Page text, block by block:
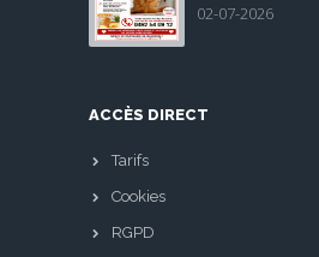
02-07-2026
ACCÈS DIRECT
Tarifs
Cookies
RGPD